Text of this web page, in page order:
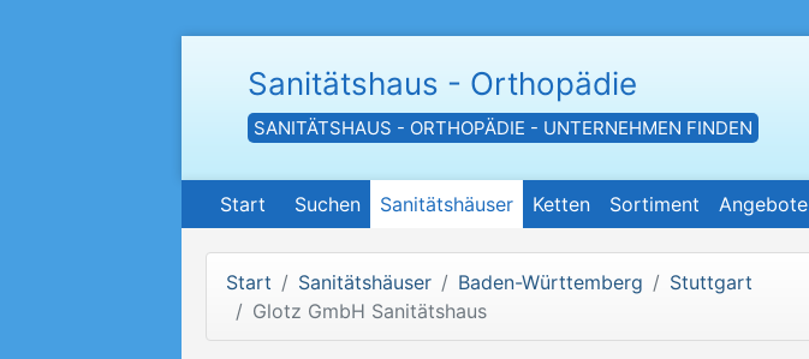
Sanitätshaus - Orthopädie
SANITÄTSHAUS - ORTHOPÄDIE - UNTERNEHMEN FINDEN
Start Suchen Sanitätshäuser Ketten Sortiment Angebote
Start Sanitätshäuser Baden-Württemberg
Stuttgart
Glotz GmbH Sanitätshaus